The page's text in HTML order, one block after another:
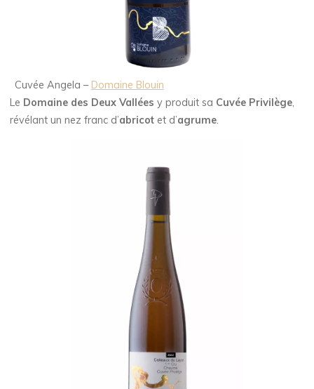
Cuvée Angela – Domaine Blouin
Le Domaine des Deux Vallées y produit sa Cuvée Privilège,
révélant un nez franc d’abricot et d’agrume.